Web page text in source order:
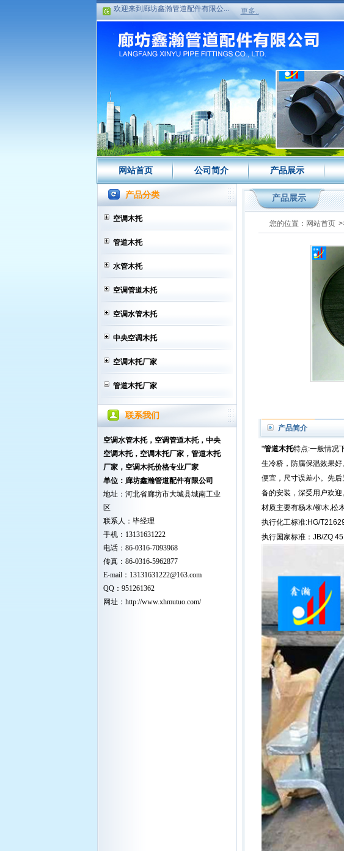
欢迎来到廊坊鑫瀚管道配件有限公...
更多..
网站首页 公司简介 产品展示
产品分类
空调木托
管道木托
水管木托
空调管道木托
空调水管木托
中央空调木托
空调木托厂家
管道木托厂家
联系我们
空调水管木托，空调管道木托，中央
空调木托，空调木托厂家，管道木托
厂家，空调木托价格专业厂家
单位：廊坊鑫瀚管道配件有限公司
地址：河北省廊坊市大城县城南工业
区
联系人：毕经理
手机：13131631222
电话：86-0316-7093968
传真：86-0316-5962877
E-mail： 13131631222@163.com
QQ：951261362
网址： http://www.xhmutuo.com/
产品展示
您的位置： 网站首页
产品简介
"管道木托特点:一般情况
生冷桥，防腐保温效果
便宜，尺寸误差小。先
备的安装，深受用户欢迎
材质主要有杨木/柳木,松
执行化工标准:HG/
执行国家标准：JB/ZQ